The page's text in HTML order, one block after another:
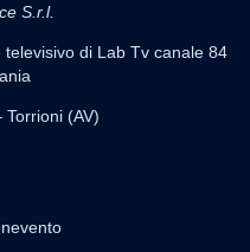
S.r.l.
di Lab Tv canale 84
(AV)